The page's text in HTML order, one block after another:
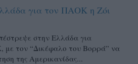
για τον ΠΑΟΚ η Ζόι
στην Ελλάδα για
τον “Δικέφαλο του Βορρά” να
της Αμερικανίδας...